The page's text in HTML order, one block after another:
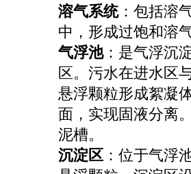
溶气系统：包括溶
中，形成过饱和溶
气浮池：是气浮沉
区。污水在进水区
悬浮颗粒形成絮凝
面，实现固液分离
泥槽。
沉淀区 ：位于气浮